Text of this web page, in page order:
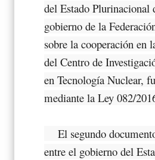
del Estado
gobierno de la
sobre la cooperación en
del Centro de
en Tecnología Nuclear,
mediante la Ley 082/
El segundo
entre el gobierno del